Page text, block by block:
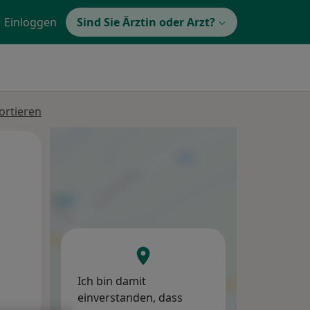
Einloggen Sind Sie Ärztin oder Arzt?
Ich bin damit
einverstanden, dass